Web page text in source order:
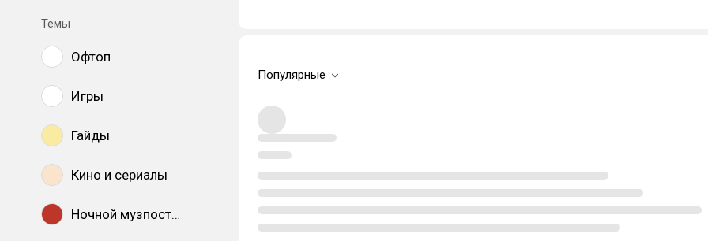
Темы
Офтоп
Игры
Гайды
Кино и сериалы
Ночной музпостинг
Популярные